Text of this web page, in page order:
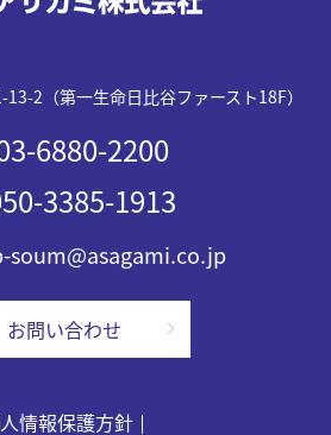
2（第一生命日比谷ファースト18F）
6880-2200
3385-1913
soum@asagami.co.jp
お問い合わせ
情報保護方針